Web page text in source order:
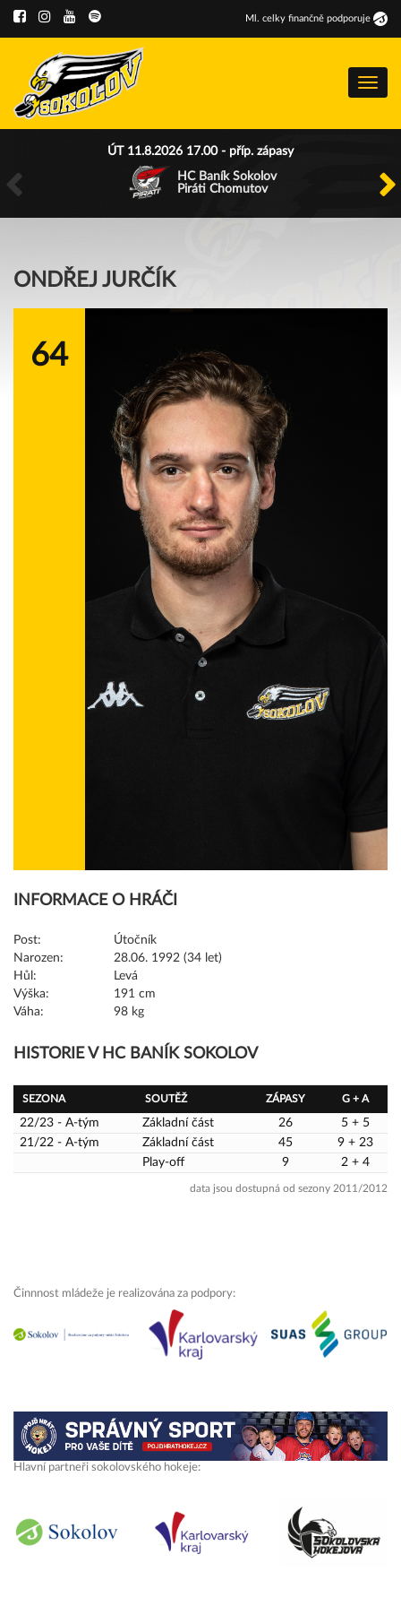
Ml . celky finančně podporuje
Menu
ÚT 11.8.2026 17.00 - příp. zápasy
HC Baník Sokolov
Piráti Chomutov
ONDŘEJ JURČÍK
64
INFORMACE O HRÁČI
Post:
Útočník
Narozen:
28.06. 1992 (34 let)
Hůl:
Levá
Výška:
191 cm
Váha:
98 kg
HISTORIE V HC BANÍK SOKOLOV
SEZONA SOUTĚŽ ZÁPASY G + A
22/23 - A-tým Základní část 26
5 + 5
21/22 - A-tým
Základní část 45
9 + 23
Play-off
9 2 + 4
data jsou dostupná od sezony 2011/2012
Činnnost mládeže je realizována za podpory:
Hlavní partneři sokolovského hokeje: